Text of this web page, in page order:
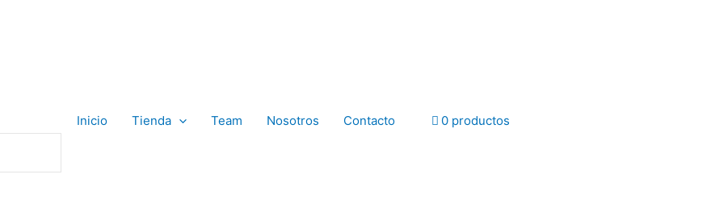
Inicio Tienda Team Nosotros Contacto 0 productos